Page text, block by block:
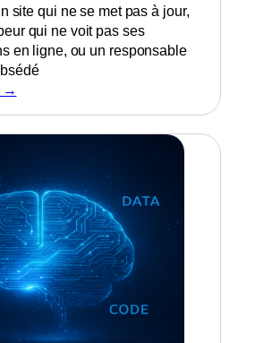
site qui ne se met pas à jour,
qui ne voit pas ses
en ligne, ou un responsable
→